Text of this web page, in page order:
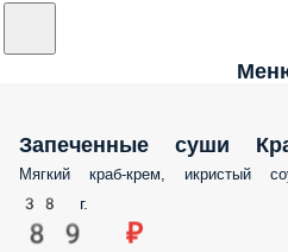
Запеченные суши
Мягкий краб-крем, икристый
38 г.
89 ₽